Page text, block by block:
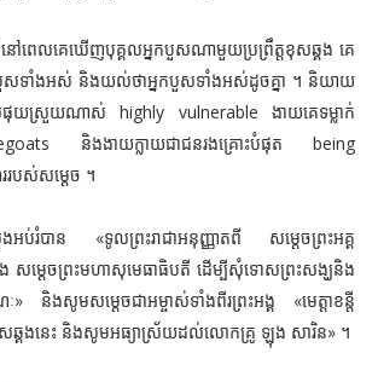
ៅពេលគេឃើញបុគ្គលអ្នកបួសណាមួយប្រព្រឹត្តខុសឆ្គង គេ
សទាំងអស់ និងយល់ថាអ្នកបួសទាំងអស់ដូចគ្នា ។ និយាយ
ផុយស្រួយណាស់ highly vulnerable ងាយគេទម្លាក់
និងងាយក្លាយជាជនរងគ្រោះបំផុត being
បស់សម្ដេច ។
រំបាន «ទូលព្រះរាជាអនុញ្ញាតពី សម្ដេចព្រះអគ្គ
សម្ដេចព្រះមហាសុមេធាធិបតី ដើម្បីសុំទោសព្រះសង្ឃនិង
» និងសូមសម្ដេចជាអម្ចាស់ទាំងពីរព្រះអង្គ «មេត្តាខន្តី
ងនេះ និងសូមអធ្យាស្រ័យដល់លោកគ្រូ ឡុង សារិន» ។